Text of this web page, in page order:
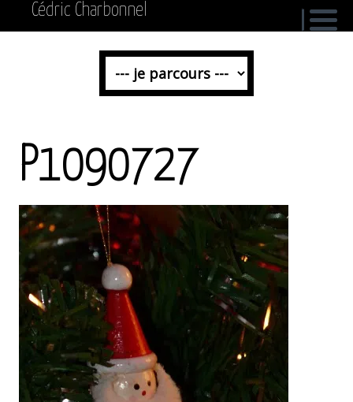
Cédric Charbonnel
P1090727